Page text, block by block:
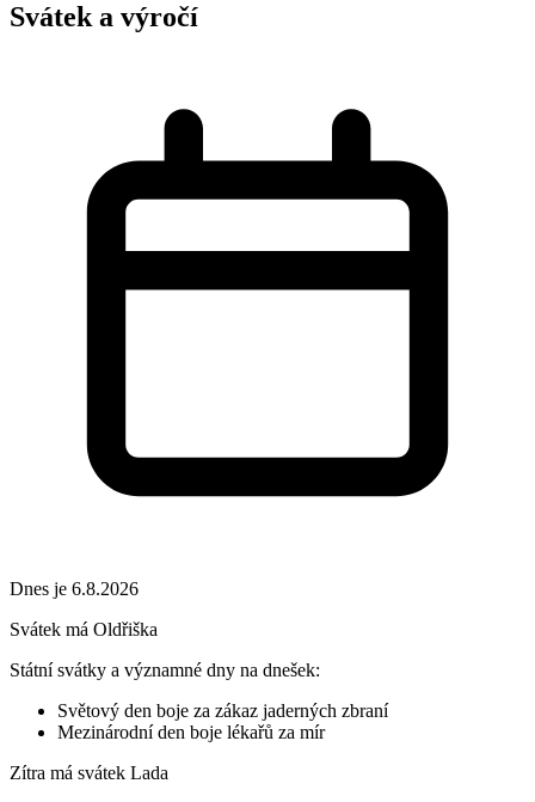
Svátek a výročí
Dnes je 6.8.2026
Svátek má Oldřiška
Státní svátky a významné dny na dnešek:
Světový den boje za zákaz jaderných zbraní
Mezinárodní den boje lékařů za mír
Zítra má svátek Lada